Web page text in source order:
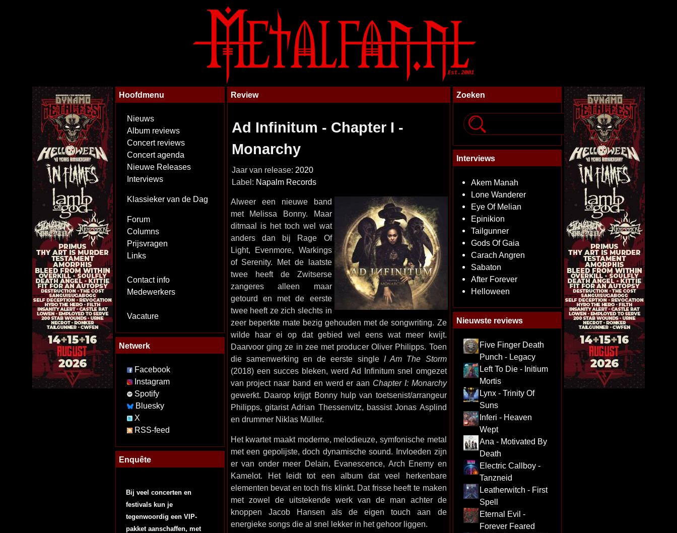
Hoofdmenu
Nieuws
Album reviews
Concert reviews
Concert agenda
Nieuwe Releases
Interviews
Klassieker van de Dag
Forum
Columns
Prijsvragen
Links
Contact info
Medewerkers
Vacature
Netwerk
Facebook
Instagram
Spotify
Bluesky
X
RSS-feed
Enquête
Bij veel concerten en
festivals kun je
tegenwoordig een VIP-
pakket aanschaffen, met
Review
Ad Infinitum - Chapter I -
Monarchy
Jaar van release: 2020
Label: Napalm Records
Alweer een nieuwe band
met Melissa Bonny. Maar
ditmaal is het toch wel wat
anders dan bij Rage Of
Light, Evenmore, Warkings
of Serenity. Met de laatste
twee heeft de Zwitserse
zangeres alleen maar
getourd en met de eerste
twee heeft ze zich slechts in
zeer beperkte mate bezig gehouden met de songwriting. Ze
wilde haar ei op dat gebied wel eens wat meer kwijt.
Daarvoor ging ze in zee met producer Oliver Philipps. Toen
die samenwerking en de eerste single I Am The Storm
(2018) een succes bleken, werd Ad Infinitum snel omgezet
van project naar band en werd er aan Chapter I: Monarchy
gewerkt. Daarop krijgt Bonny hulp van toetsenist/arrangeur
Philipps, gitarist Adrian Thessenvitz, bassist Jonas Asplind
en drummer Niklas Müller.
Het kwartet maakt moderne, melodieuze, symfonische metal
met een gepolijste, doch dynamische sound. Invloeden zijn
er van onder meer Delain, Evanescence, Arch Enemy en
Kamelot. Het leidt tot een album dat veel herkenbare
elementen bevat en toch fris klinkt. Dat frisse heeft te maken
met zowel de uitstekende werk van de man achter de
knoppen Jacob Hansen als de eigen touch aan de
energieke songs die al snel lekker in het gehoor liggen.
Zoeken
Interviews
Akem Manah
Lone Wanderer
Eye Of Melian
Epinikion
Tailgunner
Gods Of Gaia
Carach Angren
Sabaton
After Forever
Helloween
Nieuwste reviews
Five Finger Death
Punch - Legacy
Left To Die - Initium
Mortis
Lynx - Trinity Of
Suns
Inferi - Heaven
Wept
Ana - Motivated By
Death
Electric Callboy -
Tanzneid
Leatherwitch - First
Spell
Eternal Evil -
Forever Feared